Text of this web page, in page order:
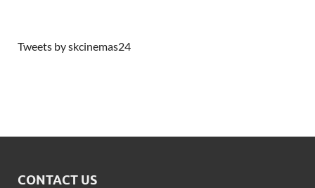
Tweets by skcinemas24
CONTACT US